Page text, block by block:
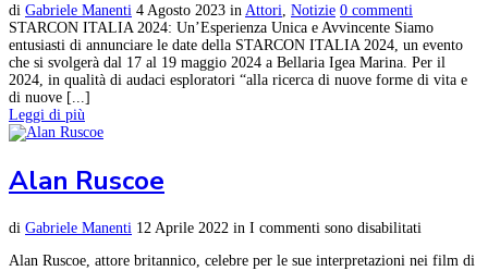
di Gabriele Manenti 4 Agosto 2023 in Attori Notizie 0 commenti
STARCON ITALIA 2024: Un’Esperienza Unica e Avvincente Siamo
entusiasti di annunciare le date della STARCON ITALIA 2024, un evento
che si svolgerà dal 17 al 19 maggio 2024 a Bellaria Igea Marina. Per il
2024, in qualità di audaci esploratori “alla ricerca di nuove forme di vita e
di nuove [...]
Leggi di più
Alan Ruscoe
di Gabriele Manenti 12 Aprile 2022 in I commenti sono disabilitati
Alan Ruscoe, attore britannico, celebre per le sue interpretazioni nei film di